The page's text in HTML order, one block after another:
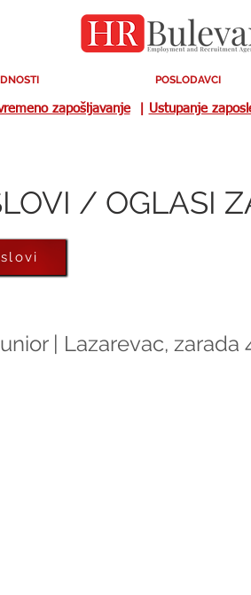
POSLODAVCI
zapošljavanje| Ustupanje
/ OGLASI
| Lazarevac, zarada